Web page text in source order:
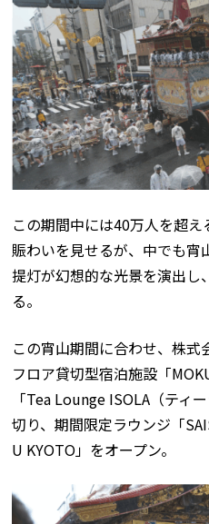
この期間中には40万人を超
賑わいを見せるが、中でも宵
提灯が幻想的な光景を演出し
る。
この宵山期間に合わせ、株式
フロア貸切型宿泊施設「
「Tea Lounge ISOLA（ティ
切り、期間限定ラウンジ「
U KYOTO」をオープン。